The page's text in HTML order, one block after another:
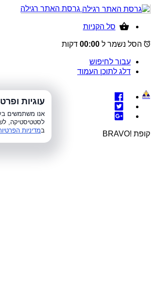
גרסת האתר רגילה
סל הקניות
הסל נשמר ל 00:00 דקות
עבור לחיפוש
דלג לתוכן העמוד
קופת !BRAVO
עוגיות
אנו משתמשים
לסטטיסטיקה,
במדיניות